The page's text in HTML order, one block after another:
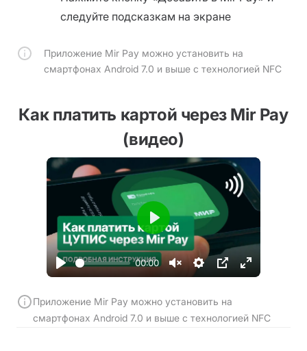
следуйте подсказкам на экране
Приложение Mir Pay можно установить на
смартфонах Android 7.0 и выше с технологией NFC
Как платить картой через Mir Pay
(видео)
Play
00:00
UnmuteНастройки
PIP Enter
Play
Приложение Mir Pay можно установить на
смартфонах Android 7.0 и выше с технологией NFC